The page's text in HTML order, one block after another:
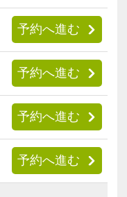
予約へ進む
予約へ進む
予約へ進む
予約へ進む